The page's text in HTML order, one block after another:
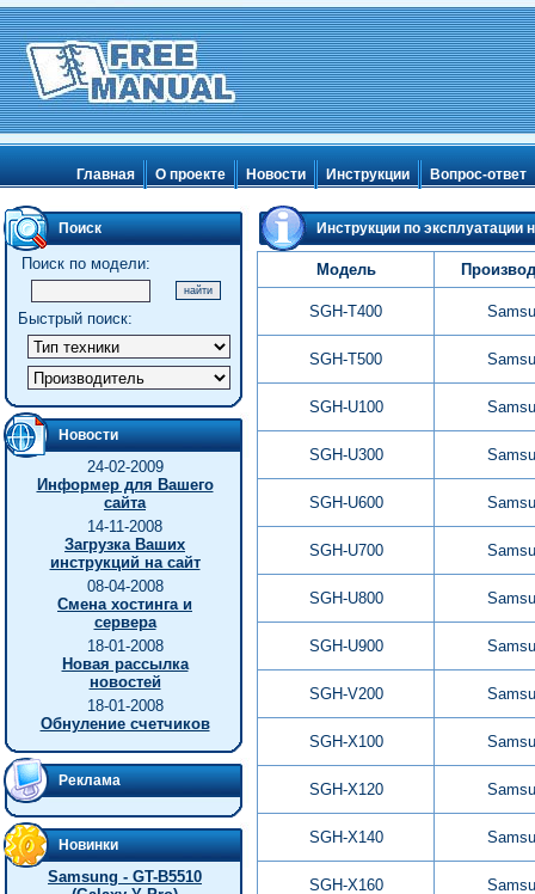
Главная О проекте Новости Инструкции Вопрос-ответ
Поиск
Поиск по модели:
Быстрый поиск:
Новости
24-02-2009
Информер для Вашего
сайта
14-11-2008
Загрузка Ваших
инструкций на сайт
08-04-2008
Смена хостинга и
сервера
18-01-2008
Новая рассылка
новостей
18-01-2008
Обнуление счетчиков
Реклама
Новинки
Samsung - GT-B5510
Инструкции по
Модель
SGH-T400
SGH-T500
SGH-U100
SGH-U300
SGH-U600
SGH-U700
SGH-U800
SGH-U900
SGH-V200
SGH-X100
SGH-X120
SGH-X140
SGH-X160